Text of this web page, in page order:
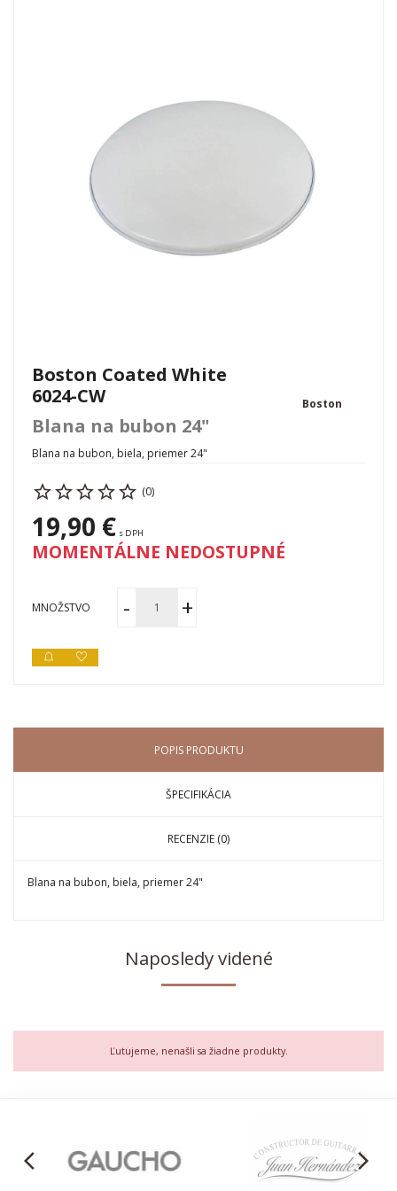
Boston Coated White
6024-CW
Blana na bubon 24"
Boston
Blana na bubon, biela, priemer 24"
(0)
19,90 € s DPH
MOMENTÁLNE NEDOSTUPNÉ
MNOŽSTVO
POPIS PRODUKTU
ŠPECIFIKÁCIA
RECENZIE (0)
Blana na bubon, biela, priemer 24"
Naposledy videné
Ľutujeme, nenašli sa žiadne produkty.
arrow_back_ios arrow_forward_ios